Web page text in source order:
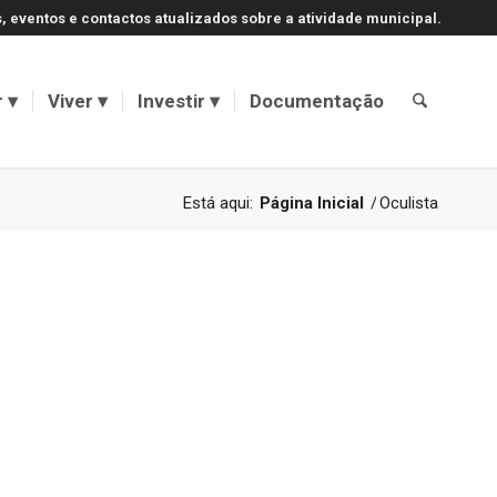
eventos e contactos atualizados sobre a atividade municipal.
Viver Investir Documentação
Está aqui: Página Inicial /Oculista